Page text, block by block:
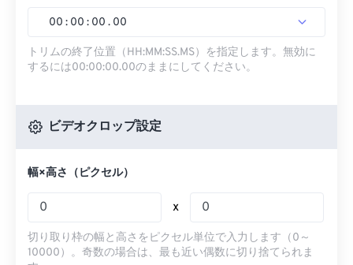
00 : 00 : 00 . 00
トリムの終了位置（HH:MM:SS.MS）を指定します。無効に
するには00:00:00.00のままにしてください。
ビデオクロップ設定
幅×高さ（ピクセル）
x
切り取り枠の幅と高さをピクセル単位で入力します（0～
10000）。奇数の場合は、最も近い偶数に切り捨てられま